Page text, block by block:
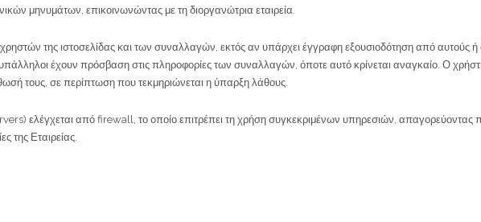
μηνυμάτων, επικοινωνώντας με τη διοργανώτρια εταιρεία.
χρηστών της ιστοσελίδας και των συναλλαγών, εκτός αν υπάρχει έγγραφη εξουσιοδότηση από
έχουν πρόσβαση στις πληροφορίες των συναλλαγών, όποτε αυτό κρίνεται αναγκαίο. Ο
τους, σε περίπτωση που τεκμηριώνεται η ύπαρξη λάθους.
ελέγχεται από firewall, το οποίο επιτρέπει τη χρήση συγκεκριμένων υπηρεσιών,
της Εταιρείας.